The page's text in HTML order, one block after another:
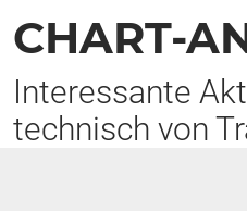
CHART-
Interessante
technisch von